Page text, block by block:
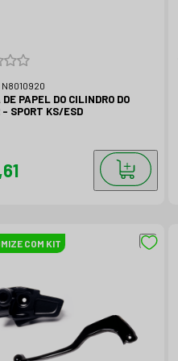
N8010920
PAPEL DO CILINDRO DO
MOTOR - SPORT KS/ESD
COM KIT